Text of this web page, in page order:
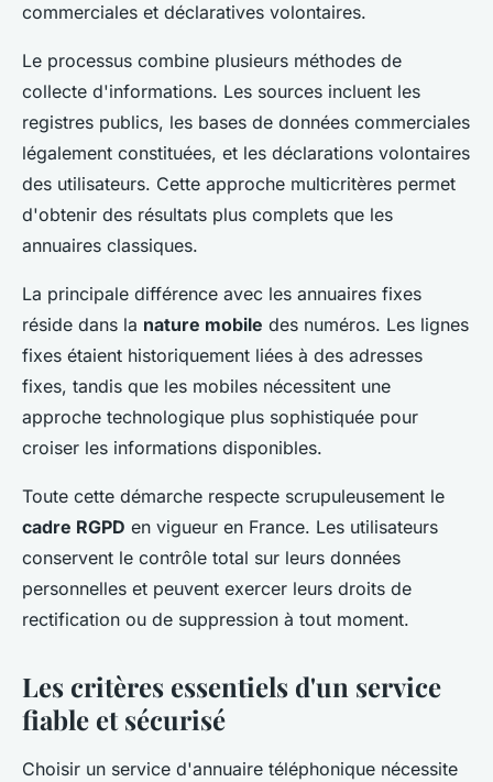
commerciales et déclaratives volontaires.
Le processus combine plusieurs méthodes de
collecte d'informations. Les sources incluent les
registres publics, les bases de données commerciales
légalement constituées, et les déclarations volontaires
des utilisateurs. Cette approche multicritères permet
d'obtenir des résultats plus complets que les
annuaires classiques.
La principale différence avec les annuaires fixes
réside dans la nature mobile des numéros. Les lignes
fixes étaient historiquement liées à des adresses
fixes, tandis que les mobiles nécessitent une
approche technologique plus sophistiquée pour
croiser les informations disponibles.
Toute cette démarche respecte scrupuleusement le
cadre RGPD en vigueur en France. Les utilisateurs
conservent le contrôle total sur leurs données
personnelles et peuvent exercer leurs droits de
rectification ou de suppression à tout moment.
Les critères essentiels d'un service
fiable et sécurisé
Choisir un service d'annuaire téléphonique nécessite